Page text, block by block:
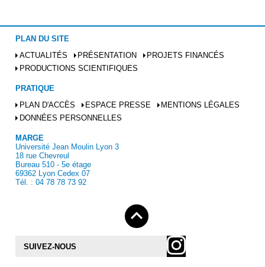
PLAN DU SITE
ACTUALITÉS
PRÉSENTATION
PROJETS FINANCÉS
PRODUCTIONS SCIENTIFIQUES
PRATIQUE
PLAN D'ACCÈS
ESPACE PRESSE
MENTIONS LÉGALES
DONNÉES PERSONNELLES
MARGE
Université Jean Moulin Lyon 3
18 rue Chevreul
Bureau 510 - 5e étage
69362 Lyon Cedex 07
Tél. : 04 78 78 73 92
SUIVEZ-NOUS